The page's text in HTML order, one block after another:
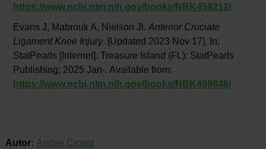
https://www.ncbi.nlm.nih.gov/books/NBK459212/
Evans J, Mabrouk A, Nielson Jl. Anterior Cruciate
Ligament Knee Injury. [Updated 2023 Nov 17]. In:
StatPearls [Internet]. Treasure Island (FL): StatPearls
Publishing; 2025 Jan-. Available from:
https://www.ncbi.nlm.nih.gov/books/NBK499848/
Autor: Andrei Cioata